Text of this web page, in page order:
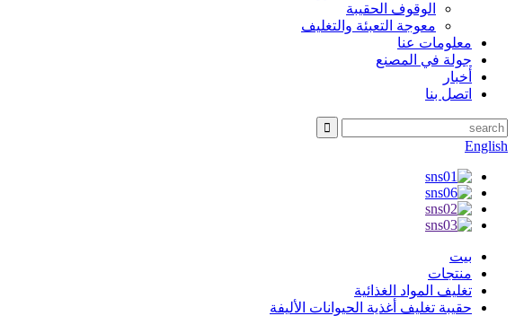
الوقوف الحقيبة
معوجة التعبئة والتغليف
معلومات عنا
جولة في المصنع
أخبار
اتصل بنا
English
بيت
منتجات
تغليف المواد الغذائية
حقيبة تغليف أغذية الحيوانات الأليفة